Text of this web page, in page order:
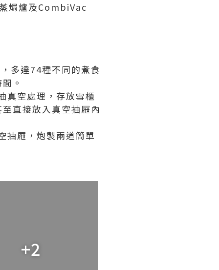
焗爐及CombiVac
多達74種不同的煮食
。
真空處理，存放雪櫃
直接放入真空抽屜內
抽屜，炮製兩道簡單
+2